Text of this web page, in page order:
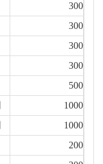
300
300
300
300
500
1000
1000
200